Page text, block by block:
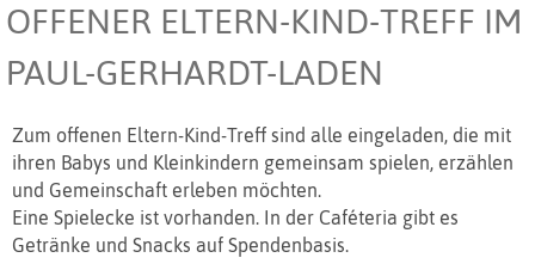
OFFENER ELTERN-KIND-TREFF IM
PAUL-GERHARDT-LADEN
Zum offenen Eltern-Kind-Treff sind alle eingeladen, die mit
ihren Babys und Kleinkindern gemeinsam spielen, erzählen
und Gemeinschaft erleben möchten.
Eine Spielecke ist vorhanden. In der Caféteria gibt es
Getränke und Snacks auf Spendenbasis.